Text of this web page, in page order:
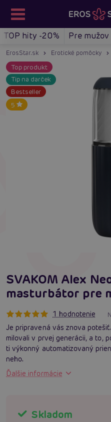
TOP hity -20% Pre mužov
ErosStar.sk Erotické pomôcky
Top produkt
Tip na darček
Bestseller
5
SVAKOM Alex
masturbátor pre
1 hodnotenie
Je pripravená vás znova
milovali v prvej generácii, a to,
ti výkonný automatizovaný
neho.
Ďalšie informácie
Skladom